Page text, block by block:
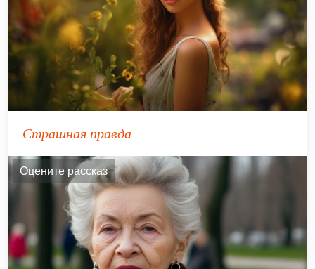
Страшная правда
Оцените рассказ